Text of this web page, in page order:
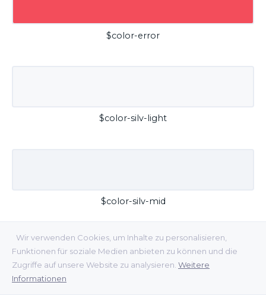
Wir verwenden Cookies, um Inhalte zu personalisieren,
Funktionen für soziale Medien anbieten zu können und die
Zugriffe auf unsere Website zu analysieren. Weitere
Informationen
$color-error
$color-silv-light
$color-silv-mid